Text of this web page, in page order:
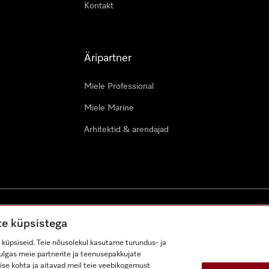
Kontakt
Äripartner
Miele Professional
Miele Marine
Arhitektid & arendajad
küpsistega
Teie nõusolekul kasutame turundus- ja
meie partnerite ja teenusepakkujate
kohta ja aitavad meil teie veebikogemust